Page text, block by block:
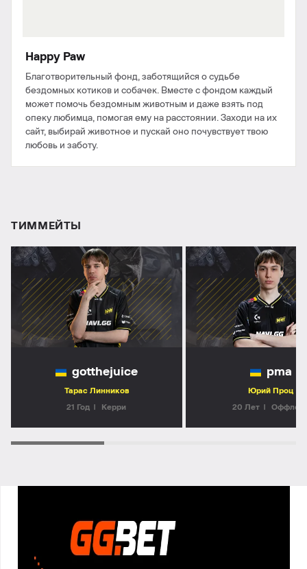
Happy Paw
Благотворительный фонд, заботящийся о судьбе
бездомных котиков и собачек. Вместе с фондом каждый
может помочь бездомным животным и даже взять под
опеку любимца, помогая ему на расстоянии. Заходи на их
сайт, выбирай животное и пускай оно почувствует твою
любовь и заботу.
ТИММЕЙТЫ
gotthejuice
Тарас Линников
21 Год
Керри
pma
Юрий Проц
20 Лет